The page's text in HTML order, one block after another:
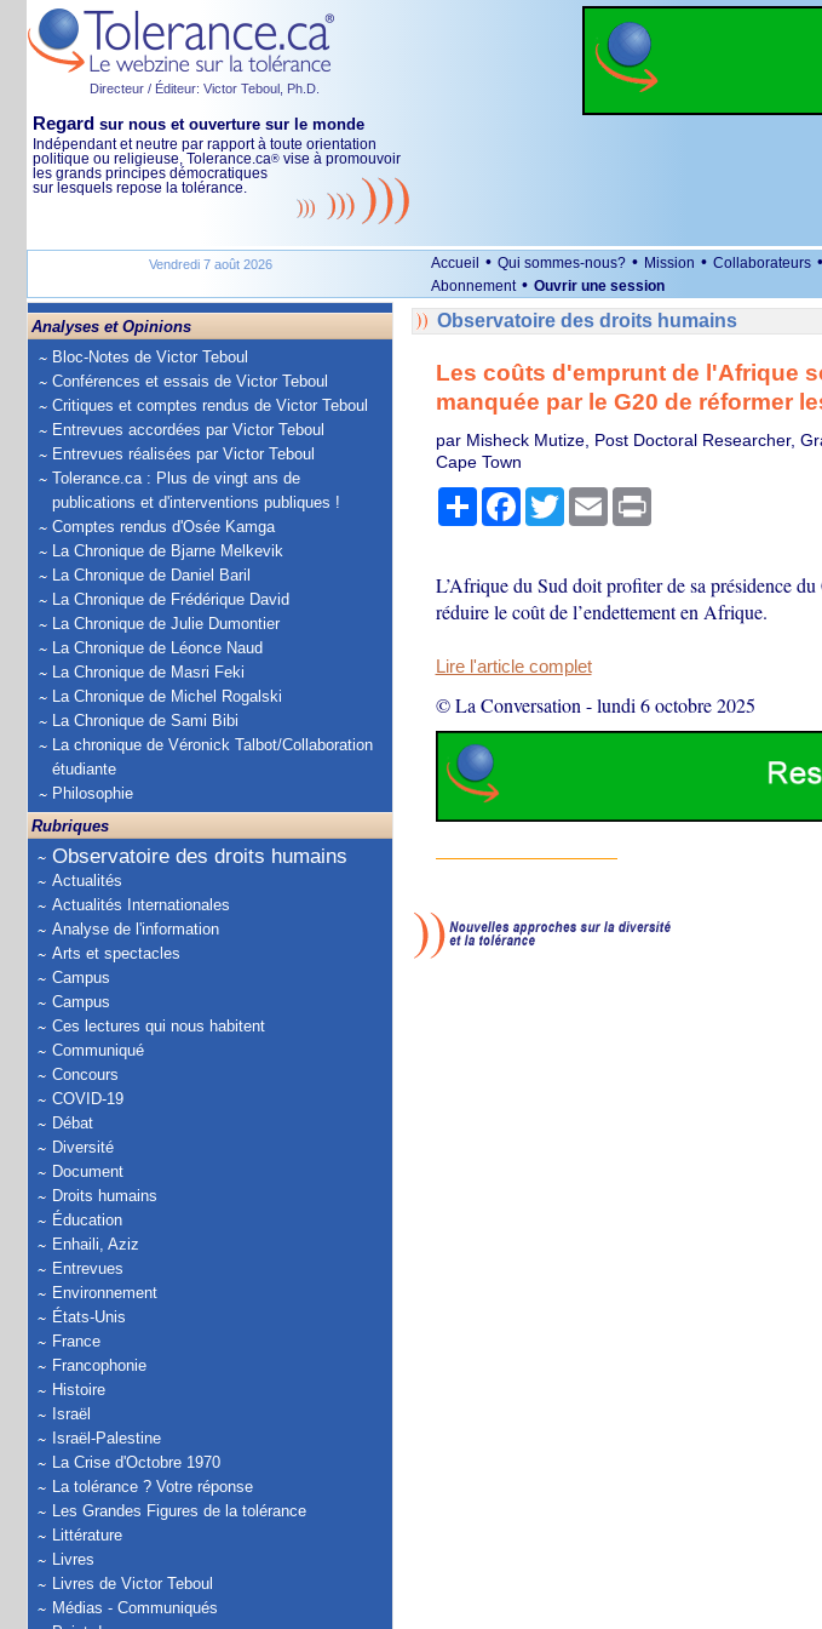
Directeur / Éditeur: Victor Teboul, Ph.D.
Regard sur nous et ouverture sur le monde
Indépendant et neutre par rapport à toute orientation
politique ou religieuse, Tolerance.ca® vise à promouvoir
les grands principes démocratiques
sur lesquels repose la tolérance.
Vendredi 7 août 2026 Accueil • Qui sommes-nous? • Mission • Collaborateurs •
Abonnement • Ouvrir une session
Analyses et Opinions
Bloc-Notes de Victor Teboul
Conférences et essais de Victor Teboul
Critiques et comptes rendus de Victor Teboul
Entrevues accordées par Victor Teboul
Entrevues réalisées par Victor Teboul
Tolerance.ca : Plus de vingt ans de
publications et d'interventions publiques !
Comptes rendus d'Osée Kamga
La Chronique de Bjarne Melkevik
La Chronique de Daniel Baril
La Chronique de Frédérique David
La Chronique de Julie Dumontier
La Chronique de Léonce Naud
La Chronique de Masri Feki
La Chronique de Michel Rogalski
La Chronique de Sami Bibi
La chronique de Véronick Talbot/Collaboration
étudiante
Philosophie
Rubriques
Observatoire des droits humains
Actualités
Actualités Internationales
Analyse de l'information
Arts et spectacles
Campus
Campus
Ces lectures qui nous habitent
Communiqué
Concours
COVID-19
Débat
Diversité
Document
Droits humains
Éducation
Enhaili, Aziz
Entrevues
Environnement
États-Unis
France
Francophonie
Histoire
Israël
Israël-Palestine
La Crise d'Octobre 1970
La tolérance ? Votre réponse
Les Grandes Figures de la tolérance
Littérature
Livres
Livres de Victor Teboul
Médias - Communiqués
Observatoire des droits humains
Les coûts d'emprunt de l'Afrique
manquée par le G20 de réformer
par Misheck Mutize, Post Doctoral Researcher,
Cape Town
PartagerFacebook
TwitterEmail Print
L’Afrique du Sud doit profiter de sa présidence
réduire le coût de l’endettement en Afrique.
Lire l'article complet
© La Conversation -lundi 6 octobre 2025